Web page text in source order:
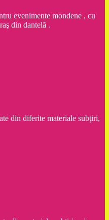
evenimente mondene , cu
din dantelă .
din diferite materiale subţiri,